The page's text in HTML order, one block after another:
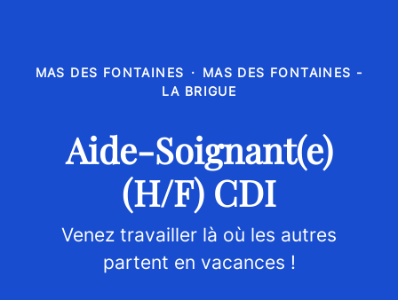
MAS DES FONTAINES · MAS DES FONTAINES -
LA BRIGUE
Aide-Soignant(e)
(H/F) CDI
Venez travailler là où les autres
partent en vacances !